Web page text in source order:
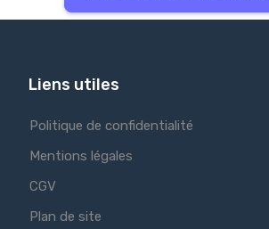
Liens utiles
Politique de confidentialité
Mentions légales
CGV
Plan de site